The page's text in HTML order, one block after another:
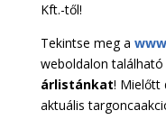
Kft.-től!
Tekintse meg a
weboldalon található
árlistánkat! Mielőtt
aktuális